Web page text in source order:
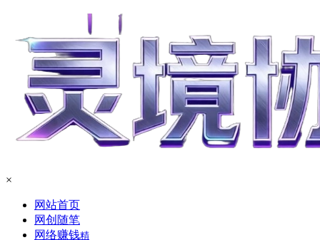
×
网站首页
网创随笔
网络赚钱精